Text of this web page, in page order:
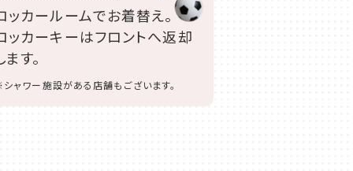
ッカールームでお着替え。
ッカーキーはフロントへ返却
ます。
ャワー施設がある店舗もございます。